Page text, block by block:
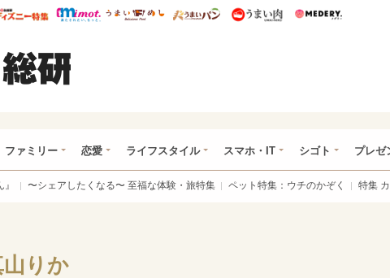
ピママ* ウレぴあ総研 ディズニー特集
mimot. うまいめし うまいパン うまい肉
ファミリー 恋愛 ライフスタイル スマホ・IT シゴト プレゼ
〜シェアしたくなる〜 至福な体験・旅特集 ペット特集：ウチのかぞく 特集
りか